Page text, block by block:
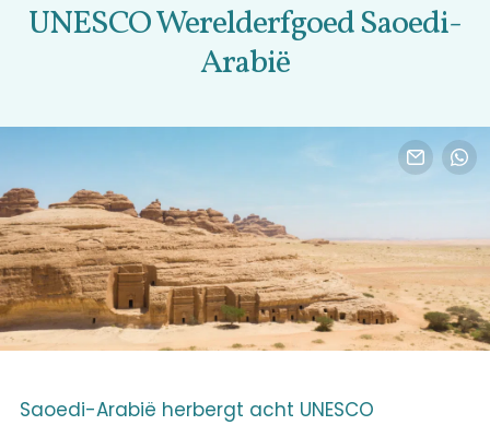
UNESCO Werelderfgoed Saoedi-
Arabië
Saoedi-Arabië herbergt acht UNESCO